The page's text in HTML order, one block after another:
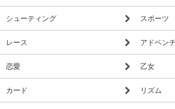
シューティング スポーツ
レース アドベン
恋愛 乙女
カード リズム